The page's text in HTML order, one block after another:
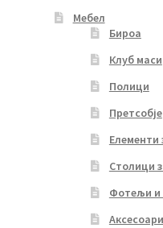
Мебел
Бироа
Клуб маси
Полици
Претсобје
Елементи
Столици
Фотељи и
Аксесоари